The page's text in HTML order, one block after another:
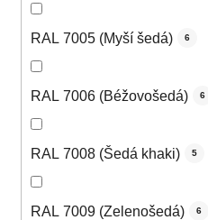
RAL 7005 (Myší šedá) 6
RAL 7006 (Béžovošedá) 6
RAL 7008 (Šedá khaki) 5
RAL 7009 (Zelenošedá) 6